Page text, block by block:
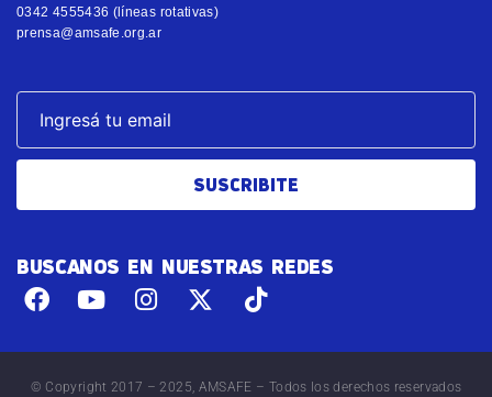
0342 4555436 (líneas rotativas)
prensa@amsafe.org.ar
SUSCRIBITE
BUSCANOS EN NUESTRAS REDES
© Copyright 2017 – 2025, AMSAFE – Todos los derechos reservados